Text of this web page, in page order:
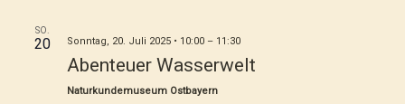
SO.
20 Sonntag, 20. Juli 2025 • 10:00– 11:30
Abenteuer Wasserwelt
Naturkundemuseum Ostbayern